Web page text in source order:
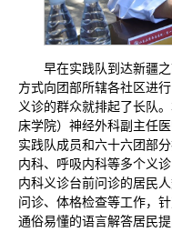
早在实践队到达新疆
方式向团部所辖各社区进
义诊的群众就排起了长队
床学院）神经外科副主任
实践队成员和六十六团部
内科、呼吸内科等多个义
内科义诊台前问诊的居民
问诊、体格检查等工作，
通俗易懂的语言解答居民